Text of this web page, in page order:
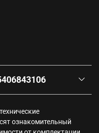
ознакомительный